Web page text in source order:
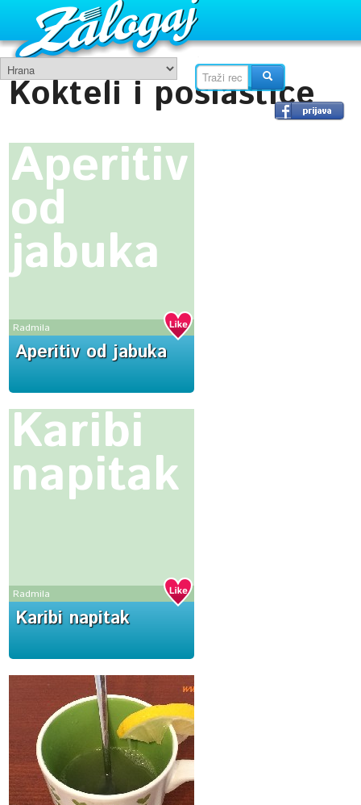
Kokteli i poslastice
Aperitiv
od
jabuka
Radmila
Aperitiv od jabuka
Karibi
napitak
Radmila
Karibi napitak